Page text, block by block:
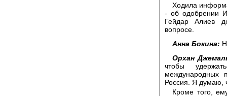
Ходила
- об одобрении
Гейдар Алиев
вопросе.
Анна Бокина:
Орхан
чтобы
международных
Россия. Я думаю,
Кроме того,